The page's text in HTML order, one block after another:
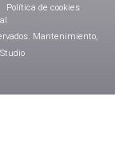
Política de cookies
Mantenimiento,